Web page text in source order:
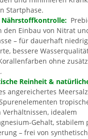
Startphase.
Nährstoffkontrolle:
den Einbau von Nitrat
– für dauerhaft
bessere
ohne
Reinheit &
angereichertes
idealem
Gehalt, stabilem
– frei von